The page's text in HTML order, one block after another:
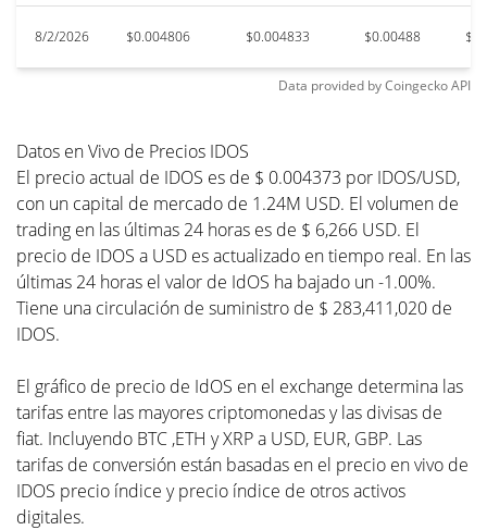
8/2/2026 $0.004806 $0.004833 $0.00488
Data provided byCoingeckoAPI
Datos en Vivo de Precios IDOS
El precio actual de IDOS es de $ 0.004373 por IDOS/USD,
con un capital de mercado de 1.24M USD. El volumen de
trading en las últimas 24 horas es de $ 6,266 USD. El
precio de IDOS a USD es actualizado en tiempo real. En las
últimas 24 horas el valor de IdOS ha bajado un -1.00%.
Tiene una circulación de suministro de $ 283,411,020 de
IDOS.
El gráfico de precio de IdOS en el exchange determina las
tarifas entre las mayores criptomonedas y las divisas de
fiat. Incluyendo BTC ,ETH y XRP a USD, EUR, GBP. Las
tarifas de conversión están basadas en el precio en vivo de
IDOS precio índice y precio índice de otros activos
digitales.